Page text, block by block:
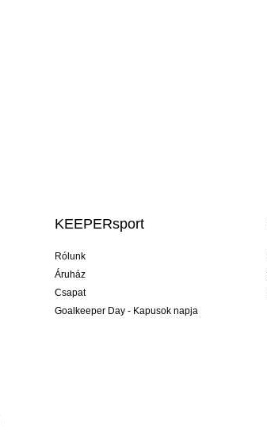
KEEPERsport
Rólunk
Áruház
Csapat
Goalkeeper Day - Kapusok napja